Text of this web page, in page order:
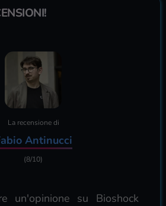
La recensione di
Antinucci
(8/10)
un'opinione su Bioshock